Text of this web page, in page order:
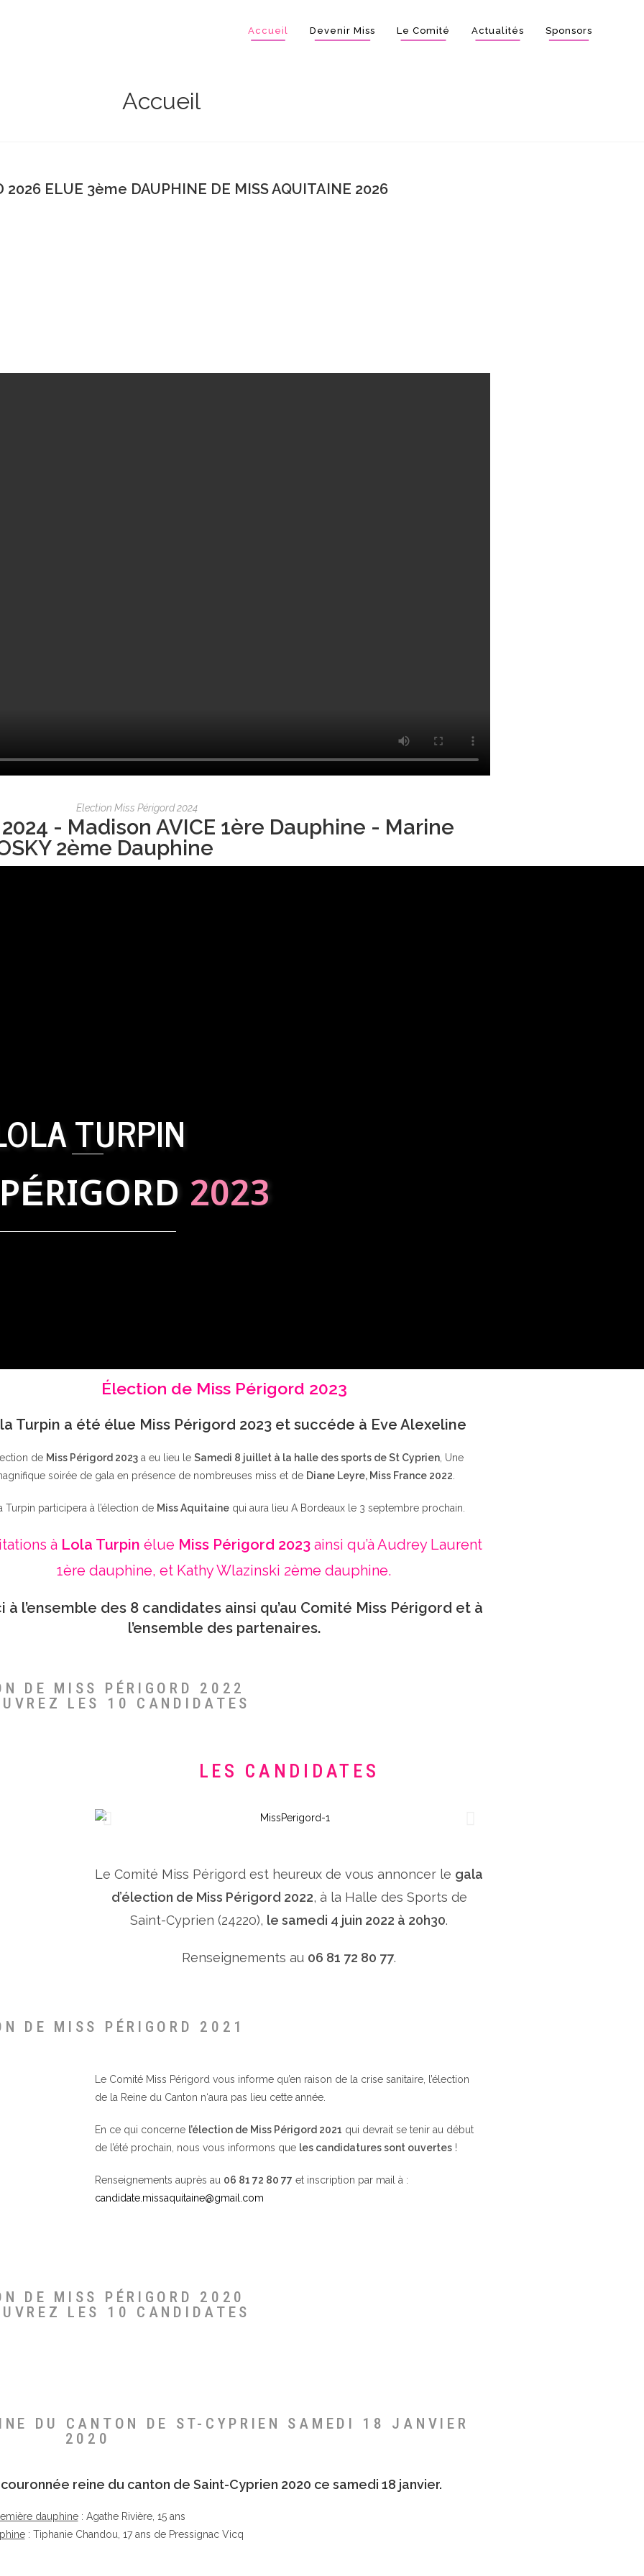
Accueil Devenir Miss Le Comité Actualités Sponsors
Accueil
2026 ELUE 3ème DAUPHINE DE MISS AQUITAINE 2026
Election Miss Périgord 2024
- Madison AVICE 1ère Dauphine - Marine
2ème Dauphine
TURPIN
2023
Élection de Miss Périgord 2023
Turpin a été élue Miss Périgord 2023 et succéde à Eve Alexeline
de Miss Périgord 2023a eu lieu le Samedi 8 juillet à la halle des sports de St Cyprien, Une
soirée de gala en présence de nombreuses miss et de Diane Leyre, Miss France 2022
Turpin participera à l’élection de Miss Aquitaine qui aura lieu A Bordeaux le 3 septembre prochain.
à Lola Turpin élue Miss Périgord 2023ainsi qu’à Audrey Laurent
1ère dauphine, et Kathy Wlazinski 2ème dauphine.
à l’ensemble des 8 candidates ainsi qu’au Comité Miss Périgord et à
l’ensemble des partenaires.
DE MISS PÉRIGORD 2022
LES 10 CANDIDATES
LES CANDIDATES
Le Comité Miss Périgord est heureux de vous annoncer le gala
d’élection de Miss Périgord 2022, à la Halle des Sports de
Saint-Cyprien (24220), le samedi 4 juin 2022 à 20h30.
Renseignements au 06 81 72 80 77.
DE MISS PÉRIGORD 2021
Le Comité Miss Périgord vous informe qu’en raison de la crise sanitaire, l’élection
de la Reine du Canton n‘aura pas lieu cette année.
En ce qui concerne l’élection de Miss Périgord 2021 qui devrait se tenir au début
de l’été prochain, nous vous informons que les candidatures sont ouvertes !
Renseignements auprès au 06 81 72 80 77 et inscription par mail à :
candidate.missaquitaine@gmail.com
DE MISS PÉRIGORD 2020
LES 10 CANDIDATES
DU CANTON DE ST-CYPRIEN SAMEDI 18 JANVIER
2020
couronnée reine du canton de Saint-Cyprien 2020 ce samedi 18 janvier.
dauphine: Agathe Rivière, 15 ans
: Tiphanie Chandou, 17 ans de Pressignac Vicq